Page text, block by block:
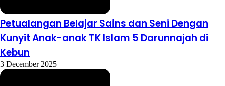
Petualangan Belajar Sains dan Seni Dengan
Kunyit Anak-anak TK Islam 5 Darunnajah di
Kebun
3 December 2025